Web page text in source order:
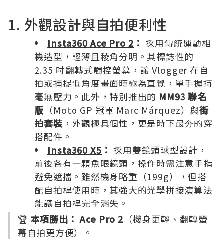
1. 外觀設計與自拍便利性
Insta360 Ace Pro 2 ： 採用傳統運動相
機造型，輕薄且稜角分明。其標誌性的
2.35 吋翻轉式觸控螢幕，讓 Vlogger 在自
拍或捕捉低角度畫面時極為直覺，單手握持
毫無壓力。此外，特別推出的 MM93 聯名
版 （Moto GP 冠軍 Marc Márquez）與街
拍套裝 ，外觀極具個性，更是時下最夯的穿
搭配件。
Insta360 X5 ： 採用雙鏡頭球型設計，
前後各有一顆魚眼鏡頭，操作時需注意手指
避免遮擋。雖然機身略重（199g），但搭
配自拍桿使用時，其強大的光學拼接演算法
能讓自拍桿完全消失。
🏆 本項勝出： Ace Pro 2 （機身更輕、翻轉螢
幕自拍更方便）。